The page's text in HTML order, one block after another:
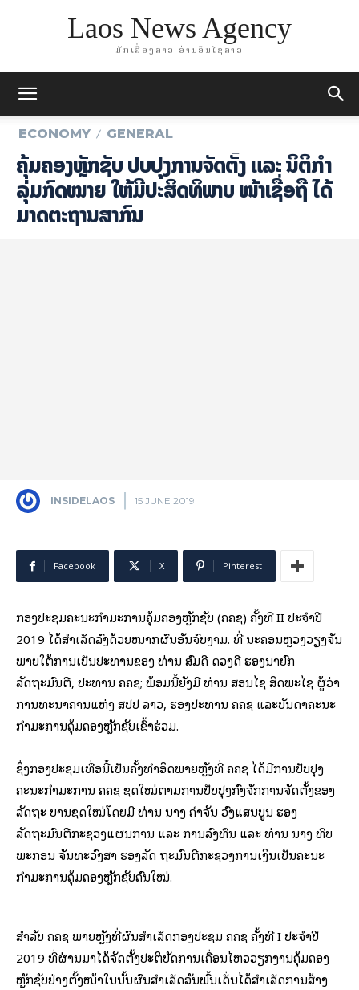
Laos News Agency
ມັກເລື່ອງລາວ ອ່ານອິນໄຊລາວ
ECONOMY GENERAL
ຄຸ້ມຄອງຫຼັກຊັບ ປັບປຸງການຈັດຕັ້ງ ແລະ ນິຕິກຳ
ລຸ່ມກົດໝາຍ ໃຫ້ມີປະສິດທິພາບ ໜ້າເຊື່ອຖື ໄດ້
ມາດຕະຖານສາກົນ
INSIDELAOS 15 JUNE 2019
Facebook X Pinterest
ກອງປະຊຸມຄະນະກໍາມະການຄຸ້ມຄອງຫຼັກຊັບ (ຄຄຊ) ຄັ້ງທີ II ປະຈໍາປີ
2019 ໄດ້ສຳເລັດລົງດ້ວຍໝາກຜົນອັນຈົບງາມ. ທີ່ ນະຄອນຫຼວງວຽງຈັນ
ພາຍໃຕ້ການເປັນປະທານຂອງ ທ່ານ ສົມດີ ດວງດີ ຮອງນາຍົກ
ລັດຖະມົນຕີ, ປະທານ ຄຄຊ; ພ້ອມນີ້ຍັງມີ ທ່ານ ສອນໄຊ ສິດພະໄຊ ຜູ້ວ່າ
ການທະນາຄານແຫ່ງ ສປປ ລາວ, ຮອງປະທານ ຄຄຊ ແລະບັນດາຄະນະ
ກໍາມະການຄຸ້ມຄອງຫຼັກຊັບເຂົ້າຮ່ວມ.
ຊຶ່ງກອງປະຊຸມເທື່ອນີ້ເປັນຄັ້ງທໍາອິດພາຍຫຼັງທີ່ ຄຄຊ ໄດ້ມີການປັບປຸງ
ຄະນະກໍາມະການ ຄຄຊ ຊຸດໃໝ່ຕາມການປັບປຸງກົງຈັກການຈັດຕັ້ງຂອງ
ລັດຖະ ບານຊຸດໃໝ່ໂດຍມີ ທ່ານ ນາງ ຄຳຈັນ ວົງແສນບູນ ຮອງ
ລັດຖະມົນຕີກະຊວງແຜນການ ແລະ ການລົງທຶນ ແລະ ທ່ານ ນາງ ທິບ
ພະກອນ ຈັນທະວົງສາ ຮອງລັດ ຖະມົນຕີກະຊວງການເງິນເປັນຄະນະ
ກໍາມະການຄຸ້ມຄອງຫຼັກຊັບຄົນໃໝ່.
ສຳລັບ ຄຄຊ ພາຍຫຼັງທີ່ຜົນສຳເລັດກອງປະຊຸມ ຄຄຊ ຄັ້ງທີ I ປະຈໍາປີ
2019 ທີ່ຜ່ານມາໄດ້ຈັດຕັ້ງປະຕິບັດການເຄື່ອນໄຫວວຽກງານຄຸ້ມຄອງ
ຫຼັກຊັບຢ່າງຕັ້ງໜ້າໃນນັ້ນຜົນສໍາເລັດອັນພົ້ນເດັ່ນໄດ້ສຳເລັດການສ້າງ